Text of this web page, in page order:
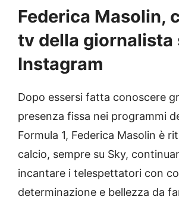
Federica Masolin,
tv della giornalista
Instagram
Dopo essersi fatta conoscere
presenza fissa nei programmi
Formula 1, Federica Masolin è
calcio, sempre su Sky,
incantare i telespettatori con
determinazione e bellezza da